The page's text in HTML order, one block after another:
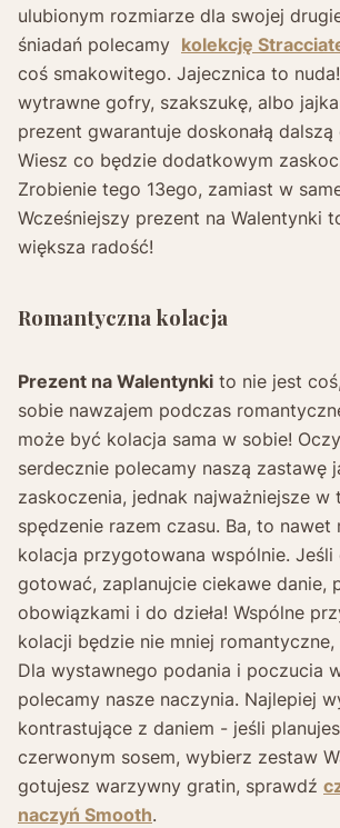
ulubionym rozmiarze dla swojej
śniadań polecamy kolekcję
coś smakowitego. Jajecznica to
wytrawne gofry, szakszukę, albo
prezent gwarantuje doskonałą dalszą
Wiesz co będzie dodatkowym
Zrobienie tego 13ego, zamiast w
Wcześniejszy prezent na Walentynki
większa radość!
Romantyczna kolacja
Prezent na Walentynki to nie jest
sobie nawzajem podczas
może być kolacja sama w sobie!
serdecznie polecamy naszą zastawę
zaskoczenia, jednak najważniejsze w
spędzenie razem czasu. Ba, to nawet
kolacja przygotowana wspólnie.
gotować, zaplanujcie ciekawe danie,
obowiązkami i do dzieła! Wspólne
kolacji będzie nie mniej
Dla wystawnego podania i poczucia
polecamy nasze naczynia. Najlepiej
kontrastujące z daniem - jeśli
czerwonym sosem, wybierz zestaw
gotujesz warzywny gratin, sprawdź
naczyń Smooth.